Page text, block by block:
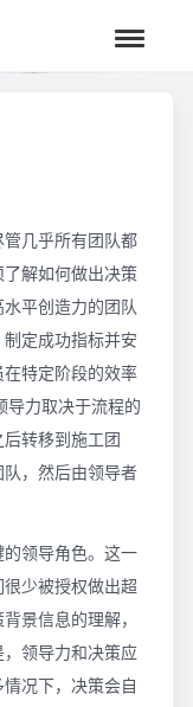
更高效
几乎所有团队都
解如何做出决策
平创造力的团队
定成功指标并安
特定阶段的效率
导力取决于流程的
转移到施工团
队，然后由领导者
领导角色。这一
少被授权做出超
景信息的理解，
领导力和决策应
况下，决策会自